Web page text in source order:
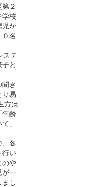
２
学校
児が
名
ステ
と
き
り易
方は
齢
」
各
行い
のや
が一
し